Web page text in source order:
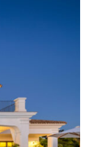
para
de cine de
de salón y
exterior, la
ofrecen